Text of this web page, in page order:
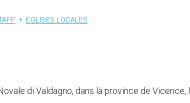
EGLISES LOCALES
di Valdagno, dans la province de Vicence,